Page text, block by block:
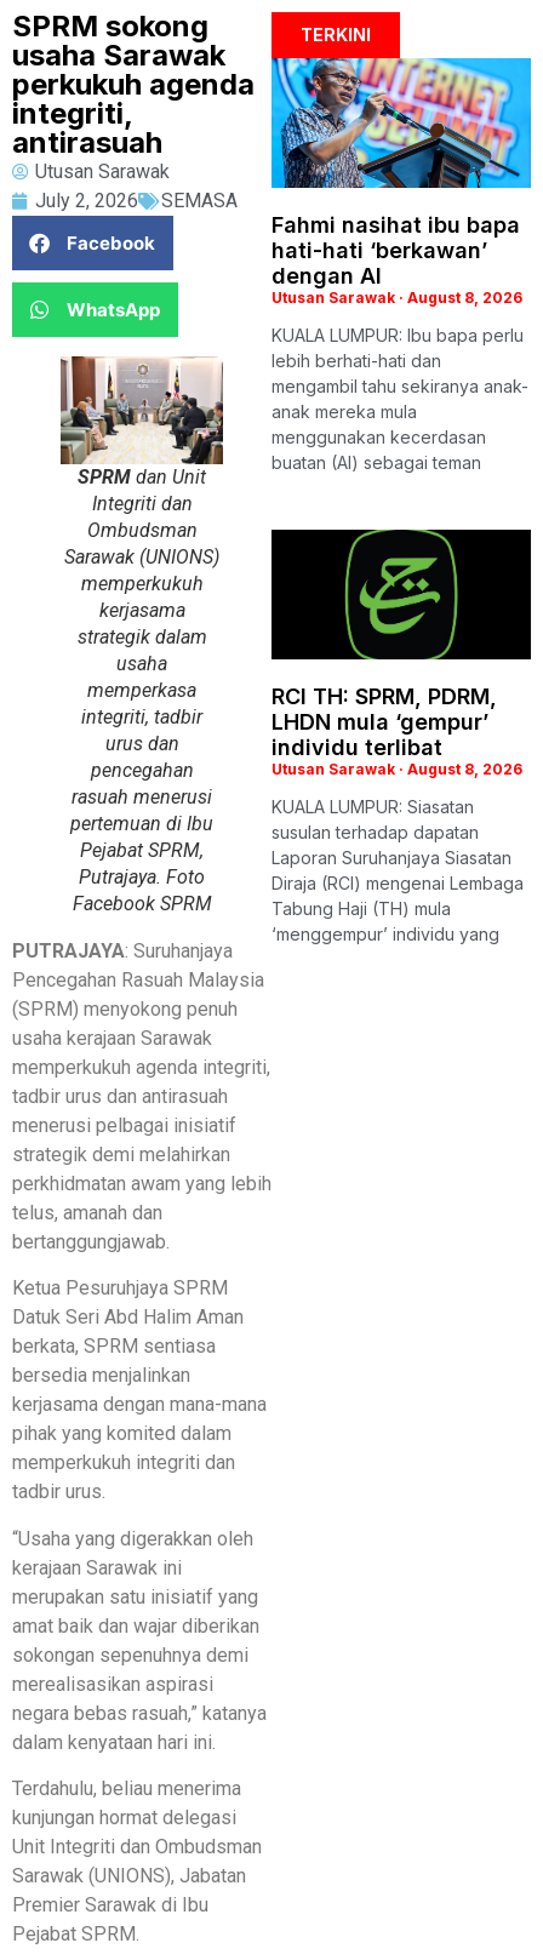
SPRM sokong
usaha Sarawak
perkukuh agenda
integriti,
antirasuah
Utusan Sarawak
July 2, 2026
SEMASA
Facebook
WhatsApp
SPRM dan Unit
Integriti dan
Ombudsman
Sarawak (UNIONS)
memperkukuh
kerjasama
strategik dalam
usaha
memperkasa
integriti, tadbir
urus dan
pencegahan
rasuah menerusi
pertemuan di Ibu
Pejabat SPRM,
Putrajaya. Foto
Facebook SPRM
PUTRAJAYA: Suruhanjaya
Pencegahan Rasuah Malaysia
(SPRM) menyokong penuh
usaha kerajaan Sarawak
memperkukuh agenda integriti,
tadbir urus dan antirasuah
menerusi pelbagai inisiatif
strategik demi melahirkan
perkhidmatan awam yang lebih
telus, amanah dan
bertanggungjawab.
Ketua Pesuruhjaya SPRM
Datuk Seri Abd Halim Aman
berkata, SPRM sentiasa
bersedia menjalinkan
kerjasama dengan mana-mana
pihak yang komited dalam
memperkukuh integriti dan
tadbir urus.
“Usaha yang digerakkan oleh
kerajaan Sarawak ini
merupakan satu inisiatif yang
amat baik dan wajar diberikan
sokongan sepenuhnya demi
merealisasikan aspirasi
negara bebas rasuah,” katanya
dalam kenyataan hari ini.
Terdahulu, beliau menerima
kunjungan hormat delegasi
Unit Integriti dan Ombudsman
Sarawak (UNIONS), Jabatan
Premier Sarawak di Ibu
Pejabat SPRM.
TERKINI
Fahmi nasihat ibu bapa
hati-hati ‘berkawan’
dengan AI
Utusan Sarawak August 8, 2026
KUALA LUMPUR: Ibu bapa perlu
lebih berhati-hati dan
mengambil tahu sekiranya anak-
anak mereka mula
menggunakan kecerdasan
buatan (AI) sebagai teman
RCI TH: SPRM, PDRM,
LHDN mula ‘gempur’
individu terlibat
Utusan Sarawak August 8, 2026
KUALA LUMPUR: Siasatan
susulan terhadap dapatan
Laporan Suruhanjaya Siasatan
Diraja (RCI) mengenai Lembaga
Tabung Haji (TH) mula
‘menggempur’ individu yang